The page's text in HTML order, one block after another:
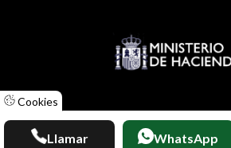
Cookies
Llamar WhatsApp